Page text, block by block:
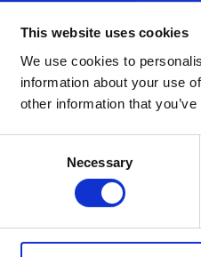
This website uses cookies
We use cookies to
information about your use
other information that
Necessary